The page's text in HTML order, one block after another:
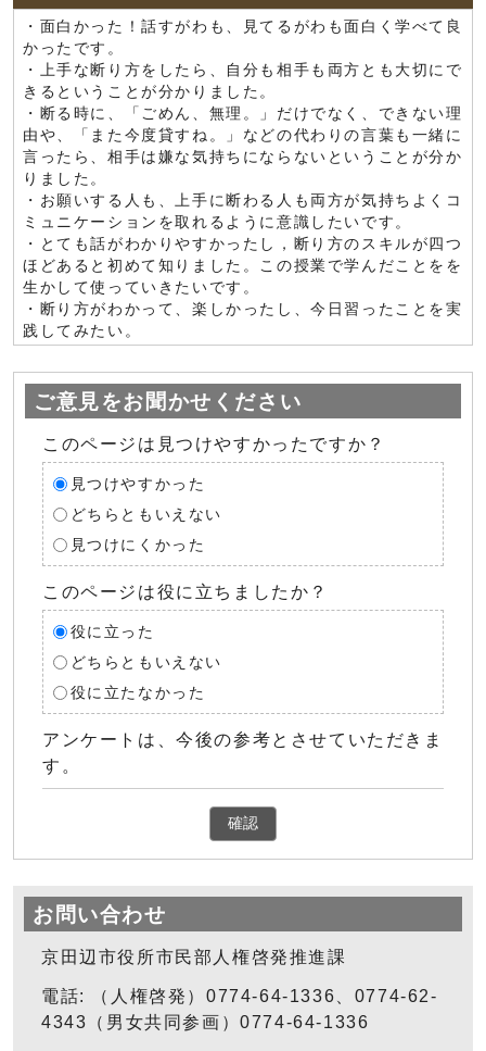
・面白かった！話すがわも、見てるがわも面白く学べて良
かったです。
・上手な断り方をしたら、自分も相手も両方とも大切にで
きるということが分かりました。
・断る時に、「ごめん、無理。」だけでなく、できない理
由や、「また今度貸すね。」などの代わりの言葉も一緒に
言ったら、相手は嫌な気持ちにならないということが分か
りました。
・お願いする人も、上手に断わる人も両方が気持ちよくコ
ミュニケーションを取れるように意識したいです。
・とても話がわかりやすかったし，断り方のスキルが四つ
ほどあると初めて知りました。この授業で学んだことをを
生かして使っていきたいです。
・断り方がわかって、楽しかったし、今日習ったことを実
践してみたい。
ご意見をお聞かせください
このページは見つけやすかったですか？
見つけやすかった
どちらともいえない
見つけにくかった
このページは役に立ちましたか？
役に立った
どちらともいえない
役に立たなかった
アンケートは、今後の参考とさせていただきま
す。
確認
お問い合わせ
京田辺市役所市民部人権啓発推進課
電話: （人権啓発）0774-64-1336、0774-62-
4343（男女共同参画）0774-64-1336